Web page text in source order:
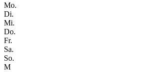
Mo.
Di.
Mi.
Do.
Fr.
Sa.
So.
M